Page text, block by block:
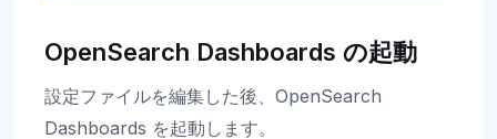
OpenSearch Dashboards の起動
設定ファイルを編集した後、OpenSearch
Dashboards を起動します。